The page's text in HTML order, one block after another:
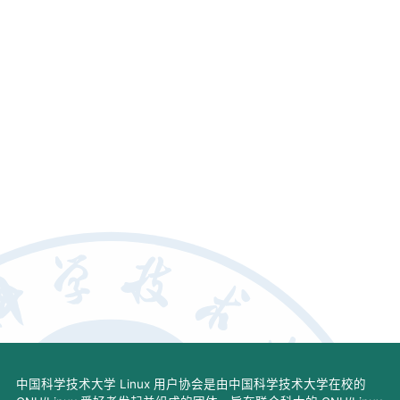
中国科学技术大学 Linux 用户协会是由中国科学技术大学在校的